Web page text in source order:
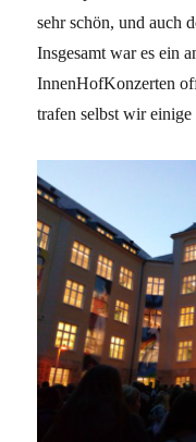
sehr schön, und auch
Insgesamt war es ein
InnenHofKonzerten
trafen selbst wir einige